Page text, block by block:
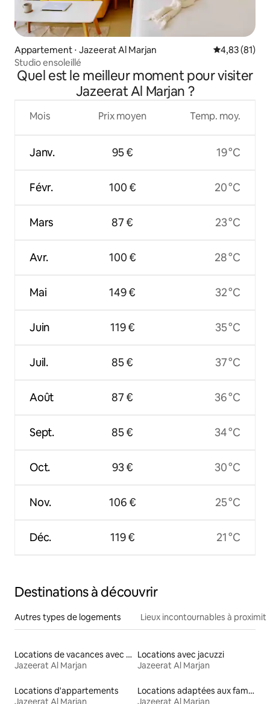
Appartement ⋅ Jazeerat Al Marjan Évaluation
4,83 (81)
Studio ensoleillé
Quel est le meilleur moment pour visiter
Jazeerat Al Marjan ?
Mois
Janv.
Févr.
Mars
Avr.
Mai
Juin
Juil.
Août
Sept.
Oct.
Nov.
Déc.
Prix moyen
95 €
100 €
87 €
100 €
149 €
119 €
85 €
87 €
85 €
93 €
106 €
119 €
Temp. moy.
19 °C
20 °C
23 °C
28 °C
32 °C
35 °C
37 °C
36 °C
34 °C
30 °C
25 °C
21 °C
Destinations à découvrir
Autres types de logements Lieux incontournables à
Locations de vacances avec piscine
Jazeerat Al Marjan
Locations avec jacuzzi
Jazeerat Al Marjan
Locations d'appartements
Jazeerat Al Marjan
Locations adaptées aux familles
Jazeerat Al Marjan